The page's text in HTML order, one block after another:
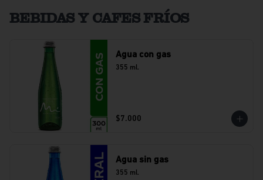
BEBIDAS Y CAFES FRÍOS
Agua con gas
355 ml.
$7.000
Agua sin gas
355 ml.